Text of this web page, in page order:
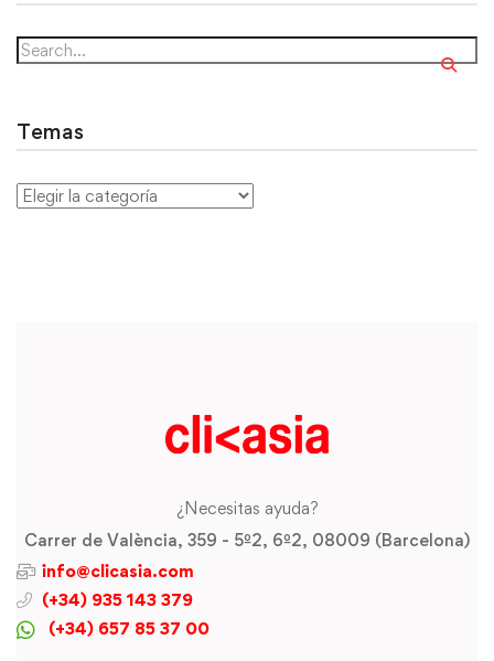
Temas
¿Necesitas ayuda?
Carrer de València, 359 - 5º2, 6º2, 08009 (Barcelona)
info@clicasia.com
(+34) 935 143 379
(+34) 657 85 37 00